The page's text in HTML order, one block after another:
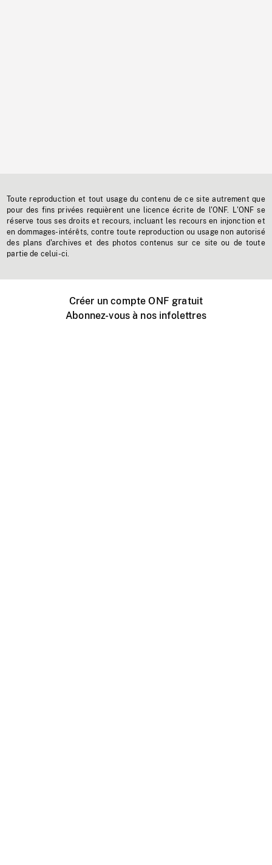
Toute reproduction et tout usage du contenu de ce site autrement que
pour des fins privées requièrent une licence écrite de l'ONF. L'ONF se
réserve tous ses droits et recours, incluant les recours en injonction et
en dommages-intérêts, contre toute reproduction ou usage non autorisé
des plans d'archives et des photos contenus sur ce site ou de toute
partie de celui-ci.
Créer un compte ONF gratuit
Abonnez-vous à nos infolettres